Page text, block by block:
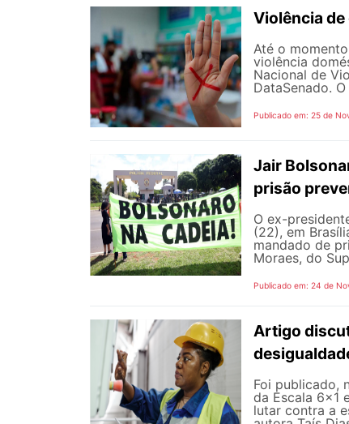
Violência
Até o
violência
Nacional de
DataSenado.
Publicado em: 25 de
Jair
prisão
O ex-
(22), em
mandado de
Moraes, do
Publicado em: 24 de
Artigo
Foi publicado,
da Escala 6x1
lutar contra a